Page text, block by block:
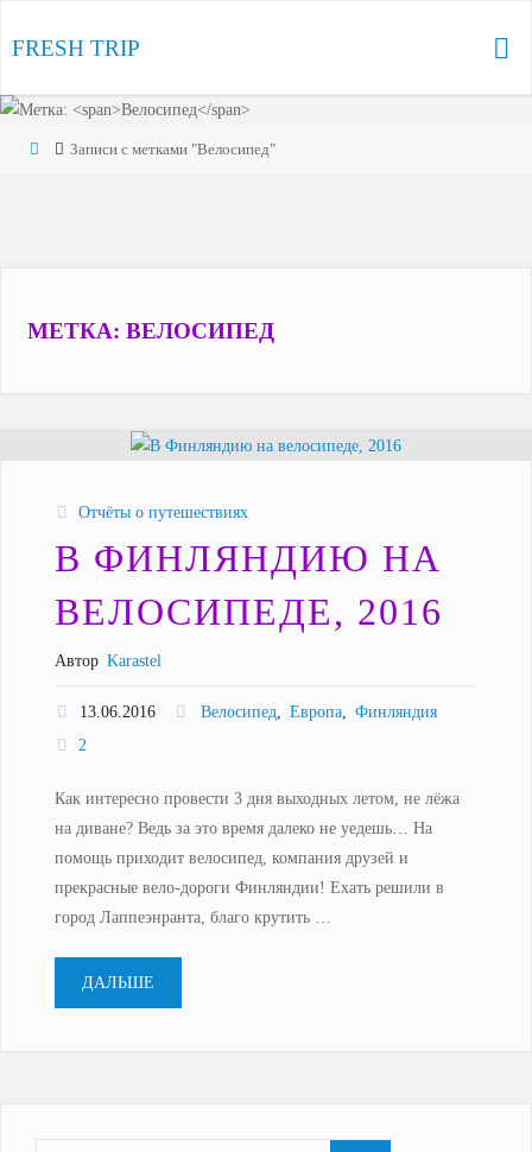
FRESH TRIP
ГлавнаяЗаписи с метками "Велосипед"
МЕТКА:ВЕЛОСИПЕД
Отчёты о путешествиях
В ФИНЛЯНДИЮ НА
ВЕЛОСИПЕДЕ, 2016
Автор Karastel
13.06.2016 Велосипед Европа
Финляндия
2
Как интересно провести 3 дня выходных летом, не лёжа
на диване? Ведь за это время далеко не уедешь… На
помощь приходит велосипед, компания друзей и
прекрасные вело-дороги Финляндии! Ехать решили в
город Лаппеэнранта, благо крутить …
ДАЛЬШЕ"В